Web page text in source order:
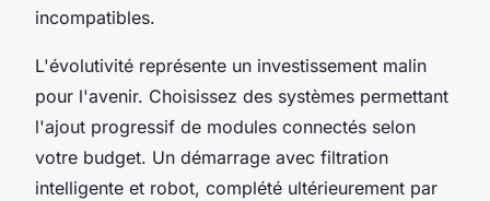
incompatibles.
L'évolutivité représente un investissement malin
pour l'avenir. Choisissez des systèmes permettant
l'ajout progressif de modules connectés selon
votre budget. Un démarrage avec filtration
intelligente et robot, complété ultérieurement par